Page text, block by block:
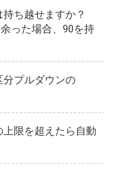
ち越せますか？
った場合、90を持
分プルダウンの
限を超えたら自動